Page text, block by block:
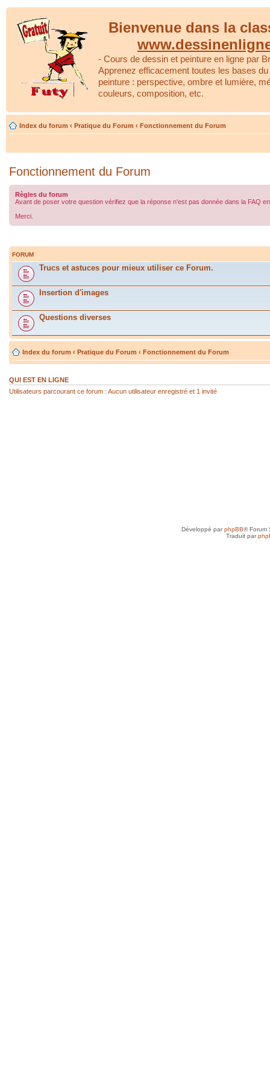
Bienvenue dans la
- Cours de dessin et peinture en ligne par
Apprenez efficacement toutes les bases
peinture : perspective, ombre et lumière,
couleurs, composition, etc.
Index du forum ‹ Pratique du Forum ‹ Fonctionnement du Forum
Fonctionnement du Forum
Règles du forum
Avant de poser votre question vérifiez que la réponse n'est pas donnée dans la FAQ
Merci.
FORUM
Trucs et astuces pour mieux utiliser ce Forum.
Insertion d'images
Questions diverses
Index du forum ‹ Pratique du Forum ‹ Fonctionnement du Forum
QUI EST EN LIGNE
Utilisateurs parcourant ce forum : Aucun utilisateur enregistré et 1 invité
Développé parphpBB® Forum
Traduit par